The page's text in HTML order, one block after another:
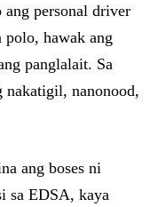
personal driver
polo, hawak ang
panglalait. Sa
nanonood,
ang boses ni
sa EDSA, kaya